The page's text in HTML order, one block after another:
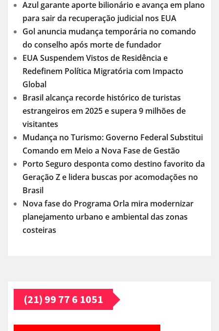
Azul garante aporte bilionário e avança em plano
para sair da recuperação judicial nos EUA
Gol anuncia mudança temporária no comando
do conselho após morte de fundador
EUA Suspendem Vistos de Residência e
Redefinem Política Migratória com Impacto
Global
Brasil alcança recorde histórico de turistas
estrangeiros em 2025 e supera 9 milhões de
visitantes
Mudança no Turismo: Governo Federal Substitui
Comando em Meio a Nova Fase de Gestão
Porto Seguro desponta como destino favorito da
Geração Z e lidera buscas por acomodações no
Brasil
Nova fase do Programa Orla mira modernizar
planejamento urbano e ambiental das zonas
costeiras
(21) 99 77 6 1051